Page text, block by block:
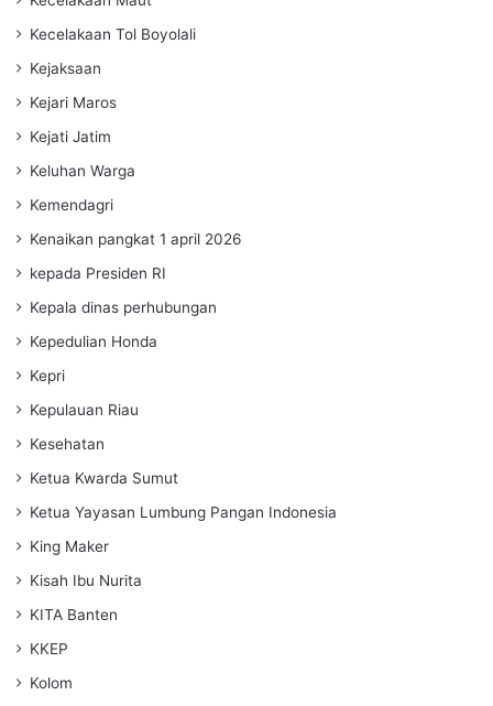
Kecelakaan Tol Boyolali
Kejaksaan
Kejari Maros
Kejati Jatim
Keluhan Warga
Kemendagri
Kenaikan pangkat 1 april 2026
kepada Presiden RI
Kepala dinas perhubungan
Kepedulian Honda
Kepri
Kepulauan Riau
Kesehatan
Ketua Kwarda Sumut
Ketua Yayasan Lumbung Pangan Indonesia
King Maker
Kisah Ibu Nurita
KITA Banten
KKEP
Kolom